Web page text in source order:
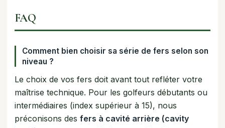
FAQ
Comment bien choisir sa série de fers selon son
niveau ?
Le choix de vos fers doit avant tout refléter votre
maîtrise technique. Pour les golfeurs débutants ou
intermédiaires (index supérieur à 15), nous
préconisons des fers à cavité arrière (cavity